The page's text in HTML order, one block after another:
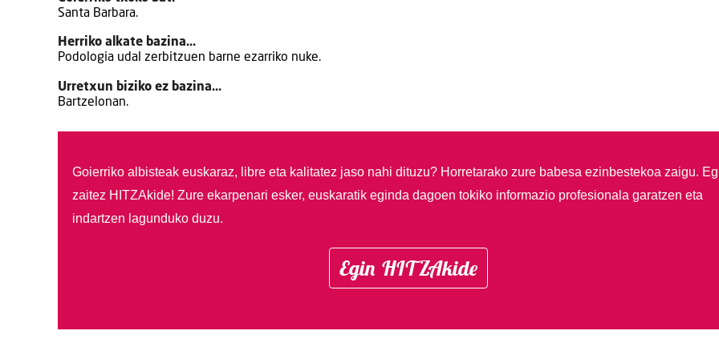
Santa Barbara.
Herriko alkate bazina…
Podologia udal zerbitzuen barne ezarriko nuke.
Urretxun biziko ez bazina…
Bartzelonan.
Goierriko albisteak euskaraz, libre eta kalitatez jaso nahi dituzu? Horretarako zure babesa ezinbestekoa zaigu.
zaitez HITZAkide! Zure ekarpenari esker, euskaratik eginda dagoen tokiko informazio profesionala garatzen eta
indartzen lagunduko duzu.
Egin HITZAkide